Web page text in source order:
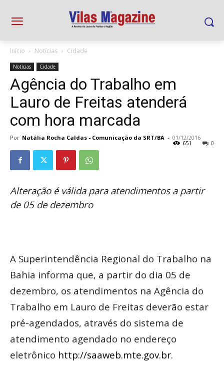
Início Notícias Cidade
Notícias Cidade
Agência do Trabalho em
Lauro de Freitas atenderá
com hora marcada
Por Natália Rocha Caldas - Comunicação da SRT/BA - 01/12/2016
0
651
Alteração é válida para atendimentos a partir
de 05 de dezembro
A Superintendência Regional do Trabalho na
Bahia informa que, a partir do dia 05 de
dezembro, os atendimentos na Agência do
Trabalho em Lauro de Freitas deverão estar
pré-agendados, através do sistema de
atendimento agendado no endereço
eletrônico http://saaweb.mte.gov.br.